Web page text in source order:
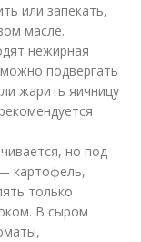
или запекать,
масле.
нежирная
подвергать
жарить яичницу
но под
картофель,
только
В сыром